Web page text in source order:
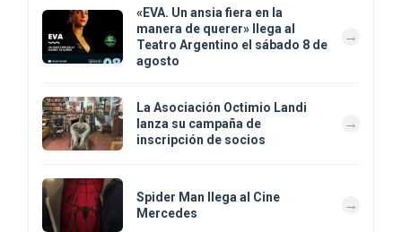
«EVA. Un ansia fiera en la
manera de querer» llega al
Teatro Argentino el sábado 8 de
agosto
La Asociación Octimio Landi
lanza su campaña de
inscripción de socios
Spider Man llega al Cine
Mercedes